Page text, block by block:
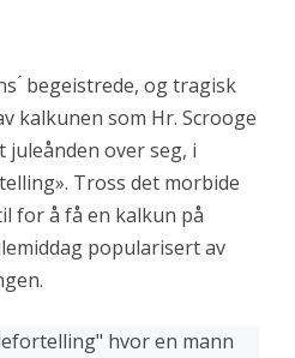
begeistrede, og tragisk
kalkunen som Hr. Scrooge
over seg, i
Tross det morbide
for å få en kalkun på
popularisert av